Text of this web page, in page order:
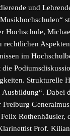
und
Hochschule,
rechtlichen
im
Strukturelle
Dabei
Freiburg
Rothenhäusler,
Prof.